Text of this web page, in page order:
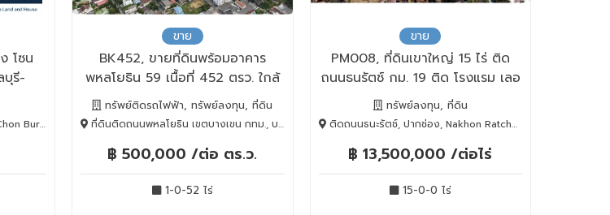
โซน
บุรี-
20190
ขาย
BK452, ขายที่ดินพร้อมอาคาร
พหลโยธิน 59 เนื้อที่ 452 ตรว. ใกล้
รถไฟฟ้า
ทรัพย์ติดรถไฟฟ้า, ทรัพย์ลงทุน, ที่ดิน
ที่ดินติดถนนพหลโยธิน เขตบางเขน กทม., บางเขน, BANGKOK , 10220
฿ 500,000 /ต่อ ตร.ว.
1-0-52 ไร่
ขาย
PM008, ที่ดินเขาใหญ่ 15 ไร่ ติด
ถนนธนรัตช์ กม. 19 ติด โรงแรม เลอ
มอนเต้
ทรัพย์ลงทุน, ที่ดิน
ติดถนนธนะรัตช์, ปากช่อง, Nakhon Ratchasima, 30130
฿ 13,500,000 /ต่อไร่
15-0-0 ไร่